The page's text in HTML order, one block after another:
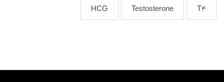
T4
Testosterone
HCG